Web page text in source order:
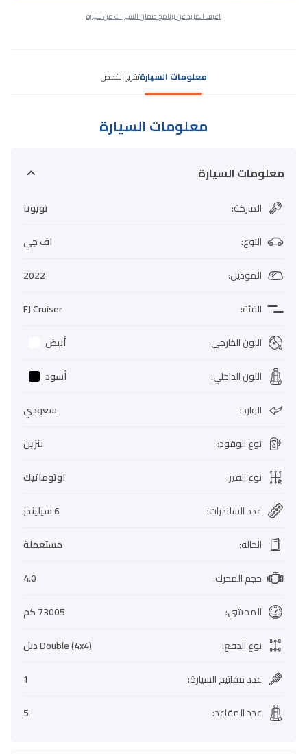
اعرف المزيد عن برنامج ضمان السيارات من سيارة
معلومات السيارةتقرير الفحص
معلومات السيارة
معلومات السيارة
الماركة:
تويوتا
النوع:
اف جي
الموديل:
2022
الفئة:
FJ Cruiser
اللون الخارجي:
أبيض
اللون الداخلي:
أسود
الوارد:
سعودي
نوع الوقود:
بنزين
نوع القير:
اوتوماتيك
عدد السلندرات:
6 سيليندر
الحالة:
مستعملة
حجم المحرك:
4.0
الممشى:
73005 كم
نوع الدفع:
Double (4x4) دبل
عدد مفاتيح السيارة:
1
عدد المقاعد:
5